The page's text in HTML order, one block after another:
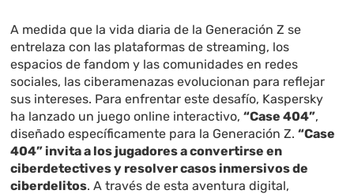
A medida que la vida diaria de la Generación Z se
entrelaza con las plataformas de streaming, los
espacios de fandom y las comunidades en redes
sociales, las ciberamenazas evolucionan para reflejar
sus intereses. Para enfrentar este desafío, Kaspersky
ha lanzado un juego online interactivo,“Case 404”,
diseñado específicamente para la Generación Z.“Case
404” invita a los jugadores a convertirse en
ciberdetectives y resolver casos inmersivos de
ciberdelitos. A través de esta aventura digital,